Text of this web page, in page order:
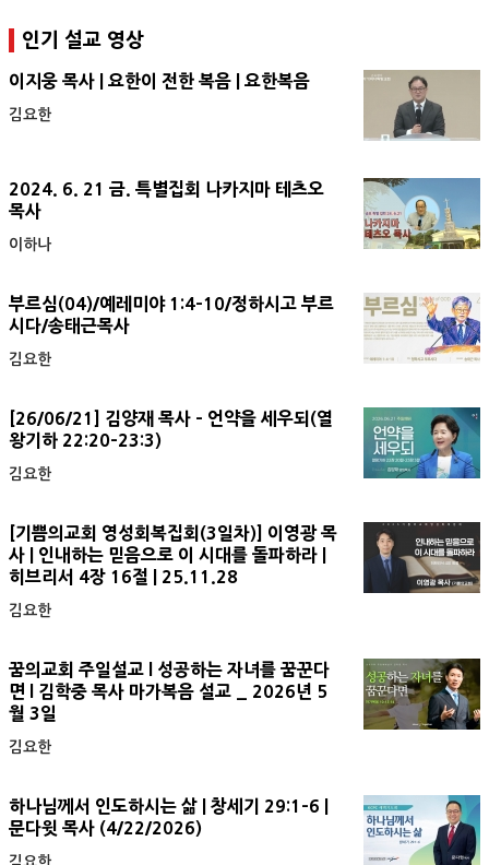
인기 설교 영상
이지웅 목사 | 요한이 전한 복음 | 요한복음
김요한
2024. 6. 21 금. 특별집회 나카지마 테츠오
목사
이하나
부르심(04)/예레미야 1:4-10/정하시고 부르
시다/송태근목사
김요한
[26/06/21] 김양재 목사 - 언약을 세우되(열
왕기하 22:20-23:3)
김요한
[기쁨의교회 영성회복집회(3일차)] 이영광 목
사 | 인내하는 믿음으로 이 시대를 돌파하라 |
히브리서 4장 16절 | 25.11.28
김요한
꿈의교회 주일설교 l 성공하는 자녀를 꿈꾼다
면 l 김학중 목사 마가복음 설교 _ 2026년 5
월 3일
김요한
하나님께서 인도하시는 삶 | 창세기 29:1-6 |
문다윗 목사 (4/22/2026)
김요한